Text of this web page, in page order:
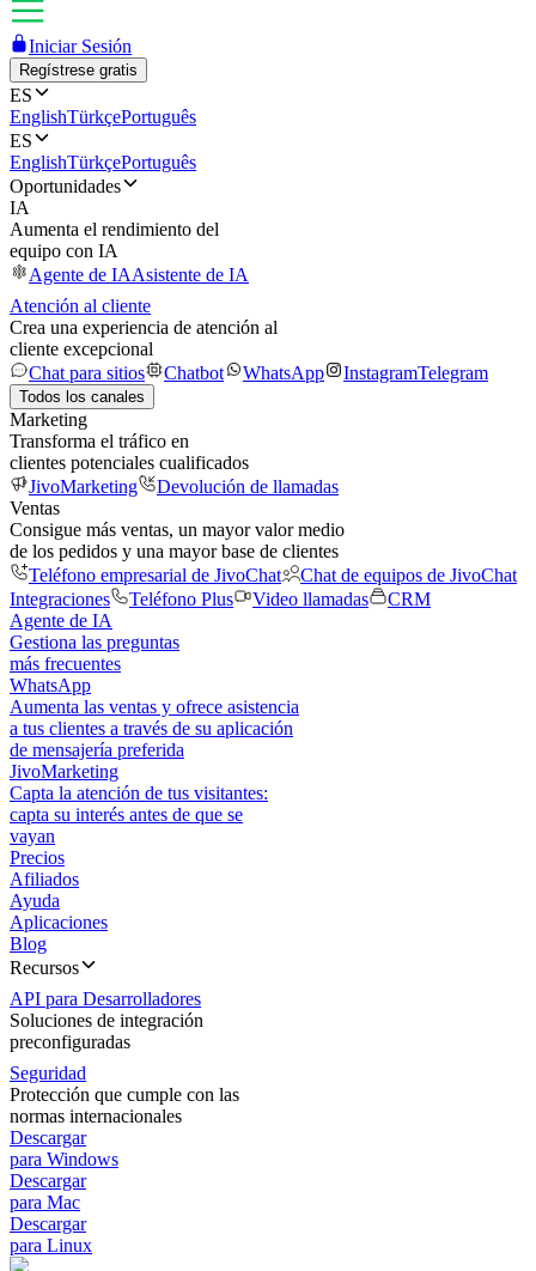
Iniciar Sesión
Regístrese gratis
ES
EnglishTürkçePortuguês
ES
EnglishTürkçePortuguês
Oportunidades
IA
Aumenta el rendimiento del
equipo con IA
Agente de IAAsistente de IA
Atención al cliente
Crea una experiencia de atención al
cliente excepcional
Chat para sitios
Chatbot WhatsApp InstagramTelegram
Todos los canales
Marketing
Transforma el tráfico en
clientes potenciales cualificados
JivoMarketing
Devolución de llamadas
Ventas
Consigue más ventas, un mayor valor medio
de los pedidos y una mayor base de clientes
Teléfono empresarial de JivoChat
Chat de equipos de JivoChat
Integraciones
Teléfono Plus Video llamadas
CRM
Agente de IA
Gestiona las preguntas
más frecuentes
WhatsApp
Aumenta las ventas y ofrece asistencia
a tus clientes a través de su aplicación
de mensajería preferida
JivoMarketing
Capta la atención de tus visitantes:
capta su interés antes de que se
vayan
Precios
Afiliados
Ayuda
Aplicaciones
Blog
Recursos
API para Desarrolladores
Soluciones de integración
preconfiguradas
Seguridad
Protección que cumple con las
normas internacionales
Descargar
para Windows
Descargar
para Mac
Descargar
para Linux